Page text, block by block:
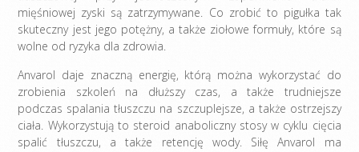
mięśniowej zyski są zatrzymywane. Co zrobić to pigułka tak
skuteczny jest jego potężny, a także ziołowe formuły, które są
wolne od ryzyka dla zdrowia.
Anvarol daje znaczną energię, którą można wykorzystać do
zrobienia szkoleń na dłuższy czas, a także trudniejsze
podczas spalania tłuszczu na szczuplejsze, a także ostrzejszy
ciała. Wykorzystują to steroid anaboliczny stosy w cyklu cięcia
spalić tłuszczu, a także retencję wody. Siłę Anvarol ma